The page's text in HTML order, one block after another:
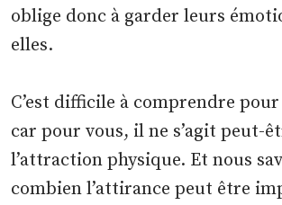
oblige donc à garder leurs
elles.
C’est difficile à comprendre
car pour vous, il ne s’agit peut-
l’attraction physique. Et nous
combien l’attirance peut être